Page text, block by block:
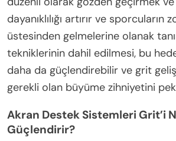
dayanıklılığı artırır ve sporcuların
üstesinden gelmelerine olanak
tekniklerinin dahil edilmesi, bu
daha da güçlendirebilir ve grit
gerekli olan büyüme zihniyetini
Akran Destek Sistemleri Grit’i
Güçlendirir?